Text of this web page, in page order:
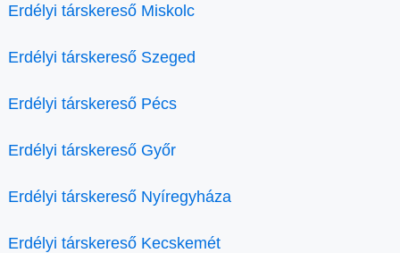
Erdélyi társkereső Miskolc
Erdélyi társkereső Szeged
Erdélyi társkereső Pécs
Erdélyi társkereső Győr
Erdélyi társkereső Nyíregyháza
Erdélyi társkereső Kecskemét